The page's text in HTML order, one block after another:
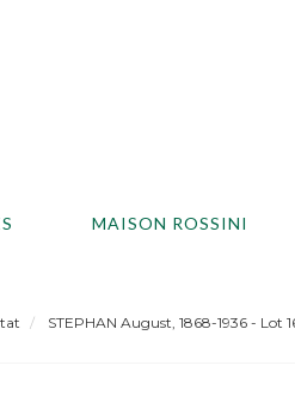
MAISON ROSSINI
STEPHAN August, 1868-1936 - Lot